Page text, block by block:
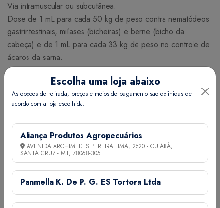
Via intramuscular ou subcutânea.
Dose de 1 mL para cada 50 kg de peso contra nematódeos
gastrintestinais, miíases (bicheiras) e berne (bicho da
cabeça) e de 1 mL para cada 33 kg de peso no controle de
ácaros da sarna.
CARÊNCIA E RESTRIÇÕES:
Leite: não aplicar em animais produzindo leite para consumo
humano.
Carne: não utilizar a carne para consumo humano, antes do
prazo de 35 dias após o tratamento.
Escolha uma loja abaixo
As opções de retirada, preços e meios de pagamento são definidas de
acordo com a loja escolhida.
Aliança Produtos Agropecuários
AVENIDA ARCHIMEDES PEREIRA LIMA, 2520 - CUIABÁ,
SANTA CRUZ - MT, 78068-305
Panmella K. De P. G. ES Tortora Ltda